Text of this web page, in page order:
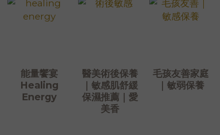
能量饗宴
Healing
Energy
醫美術後保養
｜敏感肌舒緩
保濕推薦｜愛
美香
毛孩友善家庭
｜敏弱保養